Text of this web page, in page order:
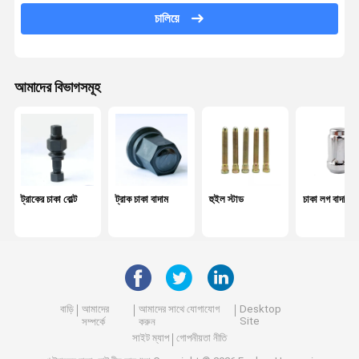
চাকা ভারসাম্য ওজন
কেন্দ্র বিয়ারিং
স্ক্রু এবং বাদাম
হুইল স্পেসার
চালিয়ে
আমাদের বিভাগসমূহ
ট্রাকের চাকা বোল্ট ট্রাক চাকা বাদাম হুইল স্টাড চাকা লগ বাদাম
বাড়ি
আমাদের
সম্পর্কে
আমাদের সাথে যোগাযোগ
করুন
Desktop
Site
সাইট ম্যাপ
গোপনীয়তা নীতি